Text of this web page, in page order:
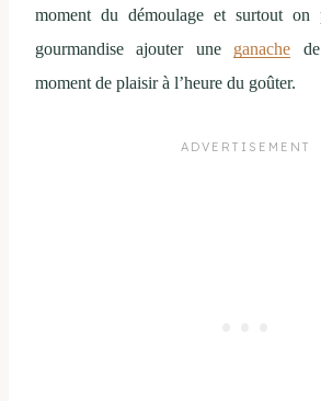
moment du démoulage et surtout
gourmandise ajouter une ganache
moment de plaisir à l’heure du goûter.